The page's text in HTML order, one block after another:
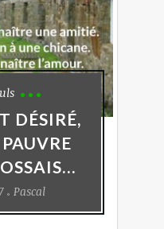
DÉSIRÉ,
Pascal